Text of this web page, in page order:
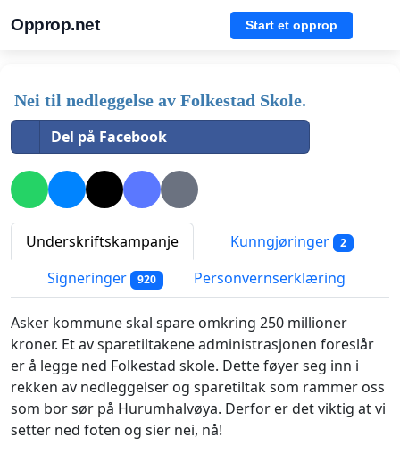
Opprop.net Start et opprop
Nei til nedleggelse av Folkestad Skole.
Del på Facebook
Underskriftskampanje Kunngjøringer 2
Signeringer 920 Personvernserklæring
Asker kommune skal spare omkring 250 millioner
kroner. Et av sparetiltakene administrasjonen foreslår
er å legge ned Folkestad skole. Dette føyer seg inn i
rekken av nedleggelser og sparetiltak som rammer oss
som bor sør på Hurumhalvøya. Derfor er det viktig at vi
setter ned foten og sier nei, nå!